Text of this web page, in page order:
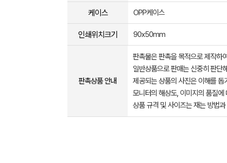
케이스 OPP케이스
인쇄위치크기 90x50mm
판촉상품 안내
판촉물은 판촉을 목적으로 제작하
일반상품으로 판매는 신중히 판단
제공되는 상품의 사진은 이해를
모니터의 해상도, 이미지의 품질
상품 규격 및 사이즈는 재는 방법